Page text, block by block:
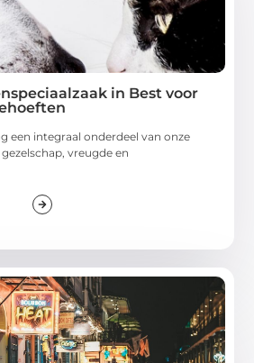
in Best voor
een integraal onderdeel van onze
vreugde en